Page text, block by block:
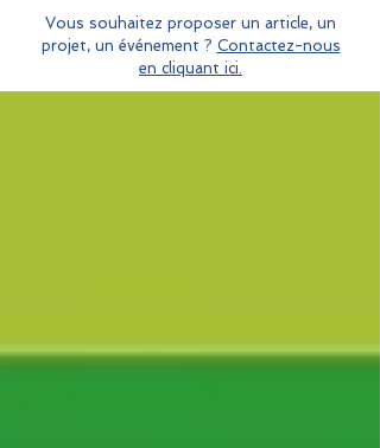
Vous souhaitez proposer un article, un
projet, un événement ? Contactez-nous
en cliquant ici.